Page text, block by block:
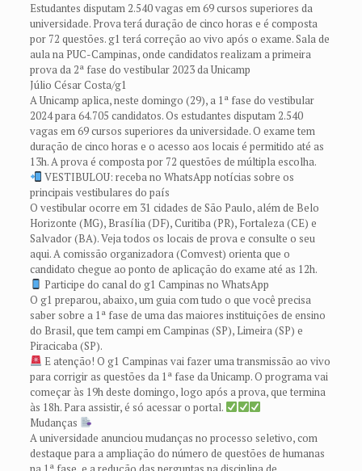
Estudantes disputam 2.540 vagas em 69 cursos superiores da
universidade. Prova terá duração de cinco horas e é composta
por 72 questões. g1 terá correção ao vivo após o exame. Sala de
aula na PUC-Campinas, onde candidatos realizam a primeira
prova da 2ª fase do vestibular 2023 da Unicamp
Júlio César Costa/g1
A Unicamp aplica, neste domingo (29), a 1ª fase do vestibular
2024 para 64.705 candidatos. Os estudantes disputam 2.540
vagas em 69 cursos superiores da universidade. O exame tem
duração de cinco horas e o acesso aos locais é permitido até as
13h. A prova é composta por 72 questões de múltipla escolha.
VESTIBULOU: receba no WhatsApp notícias sobre os
principais vestibulares do país
O vestibular ocorre em 31 cidades de São Paulo, além de Belo
Horizonte (MG), Brasília (DF), Curitiba (PR), Fortaleza (CE) e
Salvador (BA). Veja todos os locais de prova e consulte o seu
aqui. A comissão organizadora (Comvest) orienta que o
candidato chegue ao ponto de aplicação do exame até as 12h.
Participe do canal do g1 Campinas no WhatsApp
O g1 preparou, abaixo, um guia com tudo o que você precisa
saber sobre a 1ª fase de uma das maiores instituições de ensino
do Brasil, que tem campi em Campinas (SP), Limeira (SP) e
Piracicaba (SP).
E atenção! O g1 Campinas vai fazer uma transmissão ao vivo
para corrigir as questões da 1ª fase da Unicamp. O programa vai
começar às 19h deste domingo, logo após a prova, que termina
às 18h. Para assistir, é só acessar o portal.
Mudanças
A universidade anunciou mudanças no processo seletivo, com
destaque para a ampliação do número de questões de humanas